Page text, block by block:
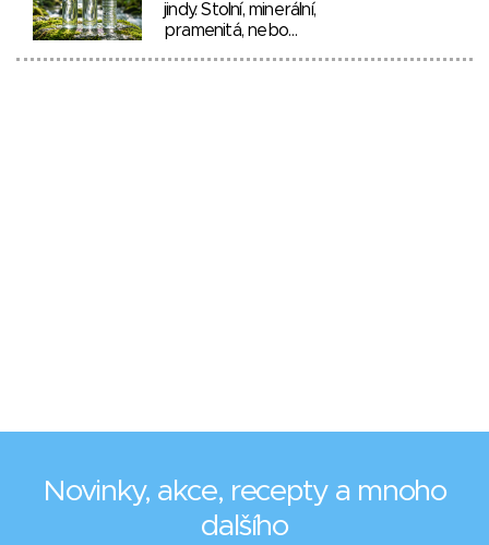
jindy. Stolní, minerální,
pramenitá, nebo…
Novinky, akce, recepty a mnoho
dalšího